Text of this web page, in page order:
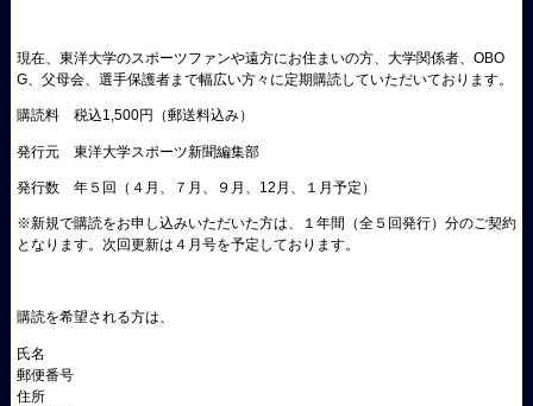
現在、東洋大学のスポーツファンや遠方にお住まいの方、大学関係者、OBO
G、父母会、選手保護者まで幅広い方々に定期購読していただいております。
購読料 税込1,500円（郵送料込み）
発行元 東洋大学スポーツ新聞編集部
発行数 年５回（４月、７月、９月、12月、１月予定）
※新規で購読をお申し込みいただいた方は、１年間（全５回発行）分のご契約
となります。次回更新は４月号を予定しております。
購読を希望される方は、
氏名
郵便番号
住所